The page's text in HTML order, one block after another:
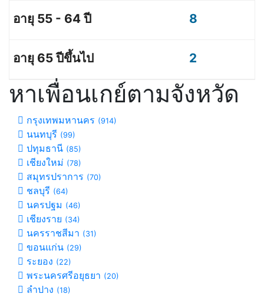
8
2
หาเพื่อนเกย์ตามจังหวัด
กรุงเทพมหานคร (914)
นนทบุรี (99)
ปทุมธานี (85)
เชียงใหม่ (78)
สมุทรปราการ (70)
ชลบุรี (64)
นครปฐม (46)
เชียงราย (34)
นครราชสีมา (31)
ขอนแก่น (29)
ระยอง (22)
พระนครศรีอยุธยา (20)
ลำปาง (18)